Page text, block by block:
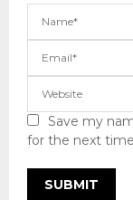
Save my
for the next